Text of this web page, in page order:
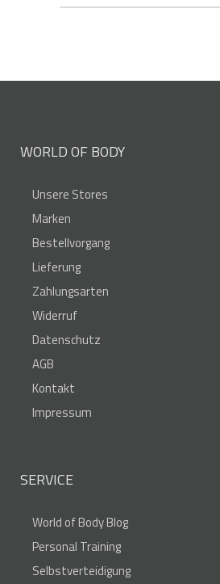
WORLD OF BODY
Unsere Stores
Marken
Bestellvorgang
Lieferung
Zahlungsarten
Widerruf
Datenschutz
AGB
Kontakt
Impressum
SERVICE
World of Body Blog
Personal Training
Selbstverteidigung